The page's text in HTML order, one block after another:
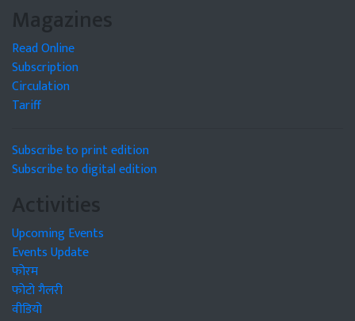
Magazines
Read Online
Subscription
Circulation
Tariff
Subscribe to print edition
Subscribe to digital edition
Activities
Upcoming Events
Events Update
फोरम
फोटो गैलरी
वीडियो